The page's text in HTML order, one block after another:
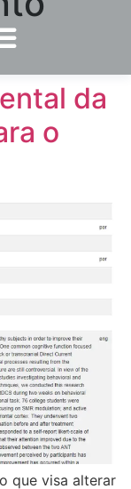
da
o
que visa alterar